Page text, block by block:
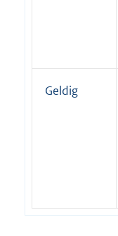
Geldig